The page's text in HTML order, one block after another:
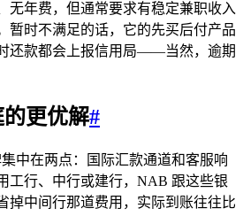
无年费，但通常要求有稳定兼职收入
暂时不满足的话，它的先买后付产品
还款都会上报信用局——当然，逾期
更优解#
中在两点：国际汇款通道和客服响
工行、中行或建行，NAB 跟这些银
掉中间行那道费用，实际到账往往比